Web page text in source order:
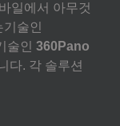
일에서 아무것
술인
술인 360Pano
다. 각 솔루션